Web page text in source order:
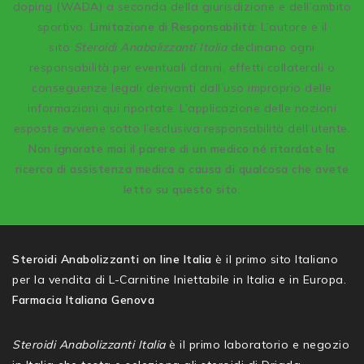
doping (WADA) a seconda della giurisdizione e dell’ambito
sportivo. Limitazione di Responsabilità: L’autore e il
sito Steroidi Anabolizzanti Italiadeclinano ogni
responsabilità per eventuali danni, effetti collaterali o
conseguenze legali derivanti dall’uso improprio delle
informazioni qui riportate. L’applicazione delle nozioni
esposte avviene sotto l’esclusiva responsabilità dell’utente.
Non ignorate mai il parere di un medico né ritardate la
ricerca di assistenza medica a causa di qualcosa che avete
letto su questo sito.
Steroidi Anabolizzanti on line Italia è il primo sito Italiano
per la vendita di L-Carnitine Iniettabile in Italia e in Europa.
Farmacia Italiana Genova
Steroidi Anabolizzanti Italiaè il primo laboratorio e negozio